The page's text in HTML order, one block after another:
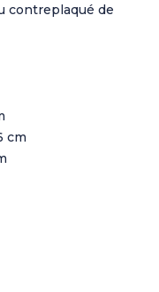
contreplaqué de
cm